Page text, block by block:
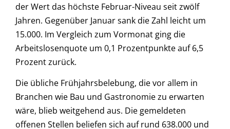
der Wert das höchste Februar-Niveau seit zwölf
Jahren. Gegenüber Januar sank die Zahl leicht um
15.000. Im Vergleich zum Vormonat ging die
Arbeitslosenquote um 0,1 Prozentpunkte auf 6,5
Prozent zurück.
Die übliche Frühjahrsbelebung, die vor allem in
Branchen wie Bau und Gastronomie zu erwarten
wäre, blieb weitgehend aus. Die gemeldeten
offenen Stellen beliefen sich auf rund 638.000 und